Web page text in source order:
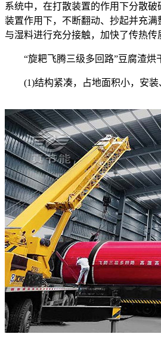
系统中，在打散装置的作用下分散
装置作用下，不断翻动、抄起并充
与湿料进行充分接触，加快了传热传
“旋耙飞腾三级多回路”豆腐渣烘
(1)结构紧凑，占地面积小，安装